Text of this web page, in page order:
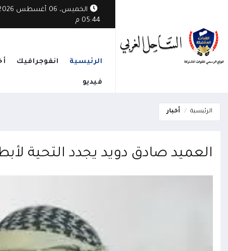
الخميس، 06 أغسطس
05:44 م
الجوية تُسقط مُسيرة حوثية في أجواء مدينة مأرب
الرئيسية انفوجرافيك
فيديو
الرئيسية أخبار
العميد صادق دويد يجدد التحية